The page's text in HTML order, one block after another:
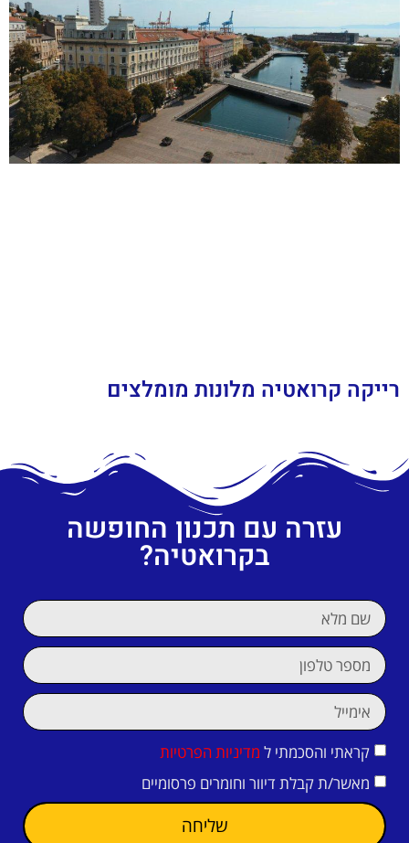
רייקה קרואטיה מלונות מומלצים
עזרה עם תכנון החופשה
בקרואטיה?
קראתי והסכמתי ל מדיניות הפרטיות
מאשר/ת קבלת דיוור וחומרים פרסומיים
שליחה